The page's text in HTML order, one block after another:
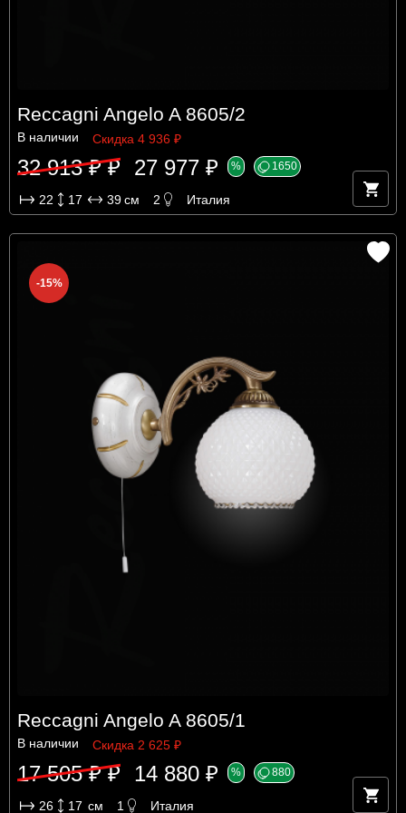
Reccagni Angelo A 8605/2
В наличии Скидка 4 936 ₽
32 913 ₽ ₽ 27 977 ₽ % 1650
22 17 39см 2 Италия
-15%
Reccagni Angelo A 8605/1
В наличии Скидка 2 625 ₽
17 505 ₽ ₽ 14 880 ₽ % 880
26 17 см 1 Италия